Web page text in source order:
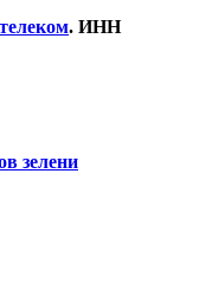
. ИНН
зелени